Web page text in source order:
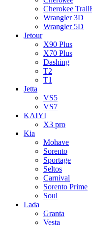
Cherokee
Wrangler 3D
Wrangler 5D
Jetour
X90 Plus
X70 Plus
Dashing
T2
T1
Jetta
VS5
VS7
KAIYI
X3 pro
Kia
Mohave
Sorento
Sportage
Seltos
Carnival
Sorento Prime
Soul
Lada
Granta
Vesta